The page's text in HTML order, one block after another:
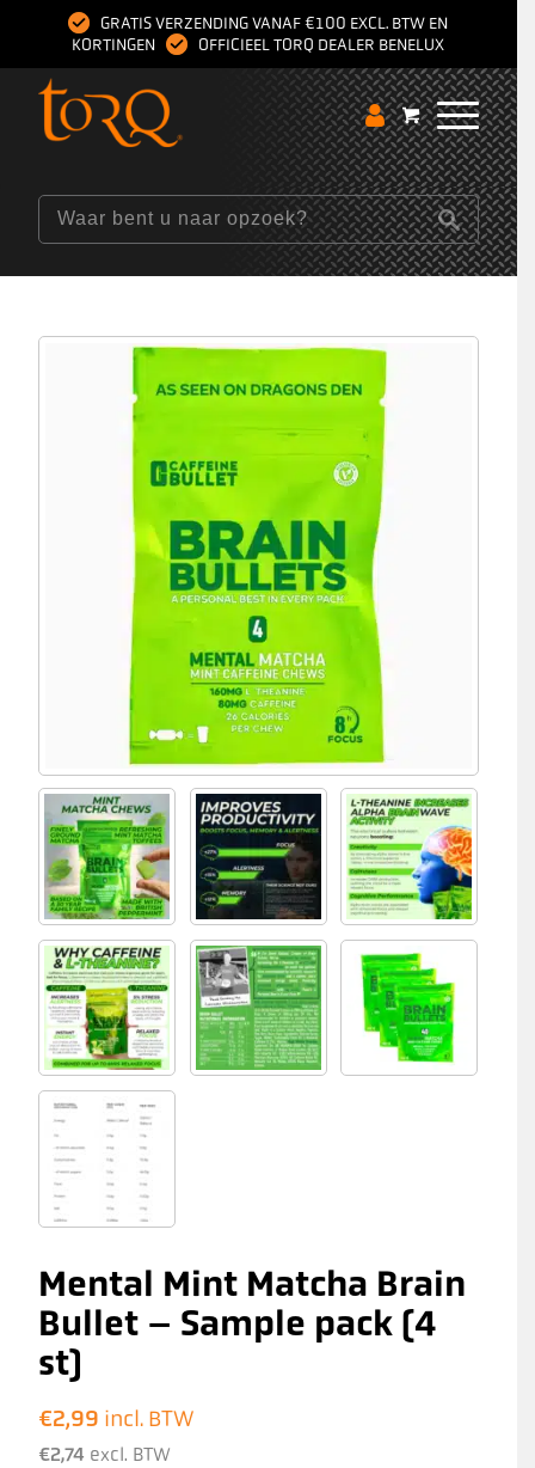
GRATIS VERZENDING VANAF €100 EXCL. BTW EN
KORTINGEN
OFFICIEEL TORQ DEALER BENELUX
Mental Mint Matcha Brain
Bullet – Sample pack (4
st)
€2,99 incl. BTW
€2,74 excl. BTW